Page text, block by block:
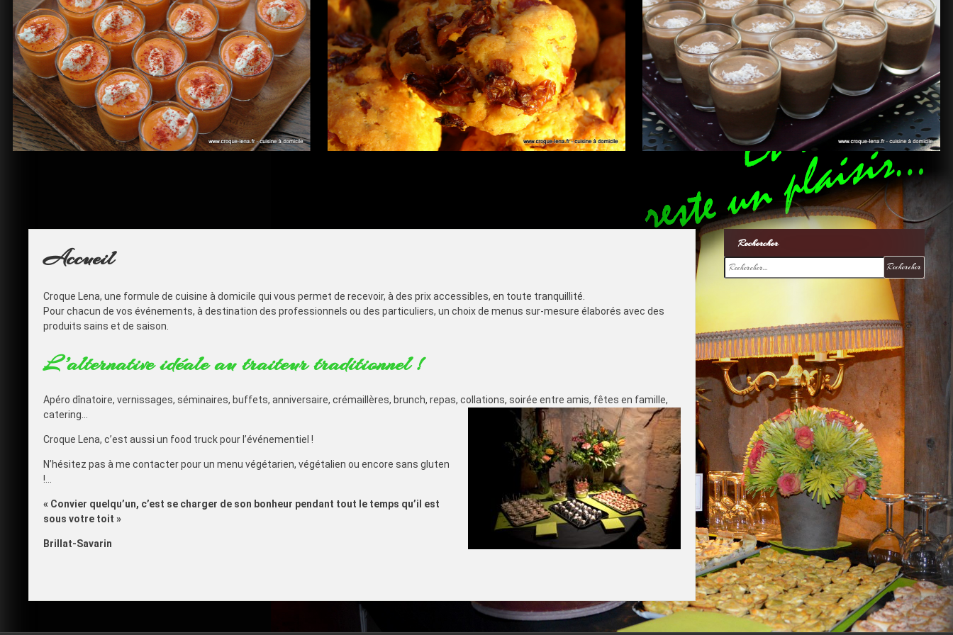
Accueil
Croque Lena, une formule de cuisine à domicile qui vous permet de recevoir, à des prix accessibles, en toute tranquillité.
Pour chacun de vos événements, à destination des professionnels ou des particuliers, un choix de menus sur-mesure élaborés avec des
produits sains et de saison.
L’alternative idéale au traiteur traditionnel !
Apéro dînatoire, vernissages, séminaires, buffets, anniversaire, crémaillères, brunch, repas, collations, soirée entre amis, fêtes en famille,
catering…
Croque Lena, c’est aussi un food truck pour l’événementiel !
N’hésitez pas à me contacter pour un menu végétarien, végétalien ou encore sans gluten
!…
« Convier quelqu’un, c’est se charger de son bonheur pendant tout le temps qu’il est
sous votre toit »
Brillat-Savarin
Rechercher
Rechercher :